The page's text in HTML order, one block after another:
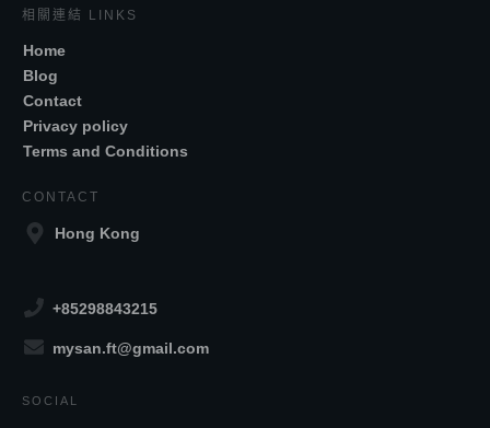
相關連結 LINKS
Home
Blog
Contact
Privacy policy
Terms and Conditions
CONTACT
Hong Kong
+85298843215
mysan.ft@gmail.com
SOCIAL